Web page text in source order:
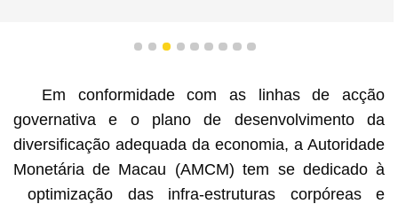
1 2 3 4 5 6 7 8 9
Em conformidade com as linhas de acção
governativa e o plano de desenvolvimento da
diversificação adequada da economia, a Autoridade
Monetária de Macau (AMCM) tem se dedicado à
optimização das infra-estruturas corpóreas e